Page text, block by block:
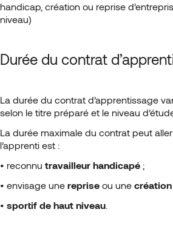
handicap, création ou reprise
niveau)
Durée du contrat
La durée du contrat d’apprentissage
selon le titre préparé et le niveau
La durée maximale du contrat peut aller
l’apprenti est :
• reconnu travailleur handicapé ;
• envisage une reprise ou une création
• sportif de haut niveau